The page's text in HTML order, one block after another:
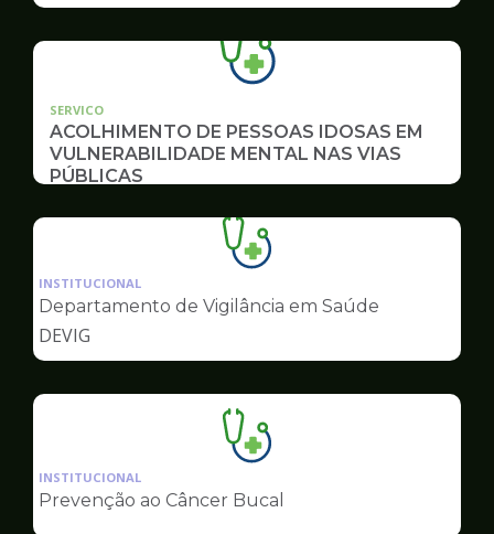
SERVICO
ACOLHIMENTO DE PESSOAS IDOSAS EM
VULNERABILIDADE MENTAL NAS VIAS
PÚBLICAS
Ilustração
da
pagina
INSTITUCIONAL
Departamento de Vigilância em Saúde
DEVIG
Ilustração
da
pagina
INSTITUCIONAL
Prevenção ao Câncer Bucal